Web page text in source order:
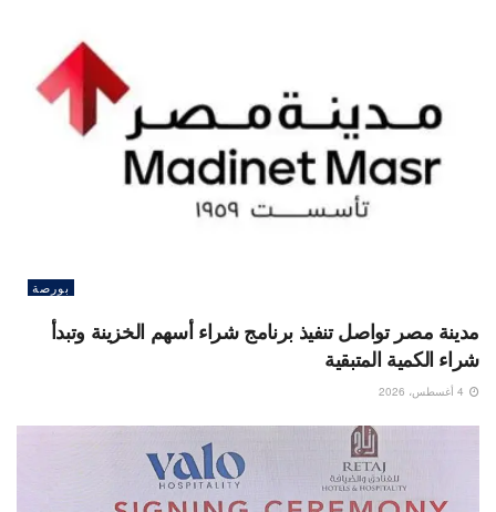
بورصة
مدينة مصر تواصل تنفيذ برنامج شراء أسهم الخزينة وتبدأ
شراء الكمية المتبقية